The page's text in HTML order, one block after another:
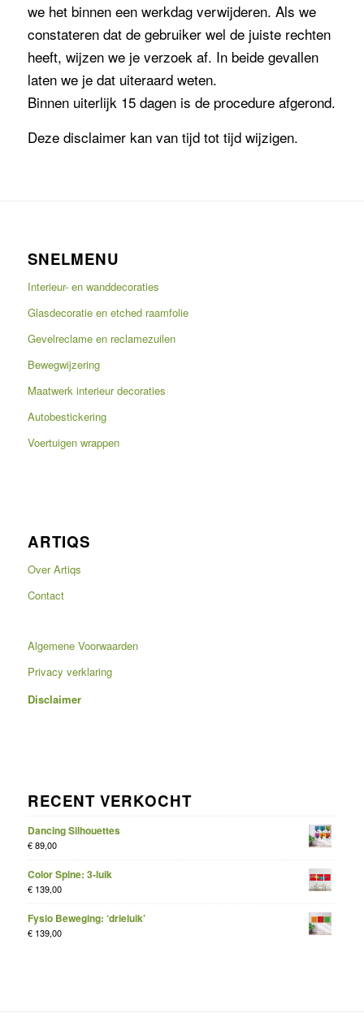
we het binnen een werkdag verwijderen. Als we
constateren dat de gebruiker wel de juiste rechten
heeft, wijzen we je verzoek af. In beide gevallen
laten we je dat uiteraard weten.
Binnen uiterlijk 15 dagen is de procedure afgerond.
Deze disclaimer kan van tijd tot tijd wijzigen.
SNELMENU
Interieur- en wanddecoraties
Glasdecoratie en etched raamfolie
Gevelreclame en reclamezuilen
Bewegwijzering
Maatwerk interieur decoraties
Autobestickering
Voertuigen wrappen
ARTIQS
Over Artiqs
Contact
Algemene Voorwaarden
Privacy verklaring
Disclaimer
RECENT VERKOCHT
Dancing Silhouettes
€89,00
Color Spine: 3-luik
€139,00
Fysio Beweging: ‘drieluik’
€139,00